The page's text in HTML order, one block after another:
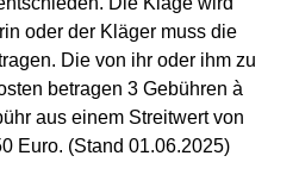
oder der Kläger muss die
Die von ihr oder ihm zu
betragen 3 Gebühren à
aus einem Streitwert von
Euro. (Stand 01.06.2025)